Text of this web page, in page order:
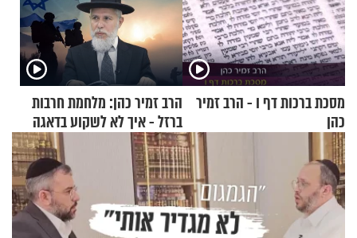
מסכת ברכות דף ו - הרב זמיר
כהן
הרב זמיר כהן: מלחמת חרבות
ברזל - איך לא לשקוע בדאגה
ובעצבות על אף הכל?